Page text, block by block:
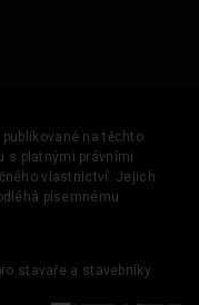
na těchto
s platnými právními
vlastnictví. Jejich
písemnému
stavaře a stavebníky